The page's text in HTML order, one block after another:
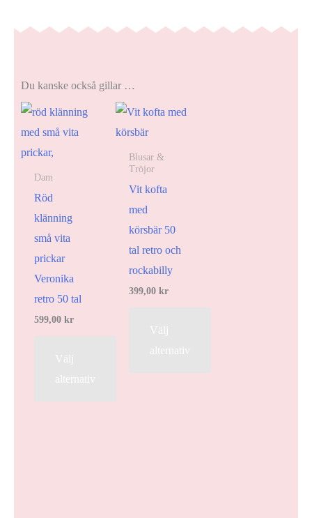
Du kanske också gillar …
Dam
Röd
klänning
små vita
prickar
Veronika
retro 50 tal
599,00kr
Välj
alternativ
Blusar &
Tröjor
Vit kofta
med
körsbär 50
tal retro och
rockabilly
399,00kr
Välj
alternativ